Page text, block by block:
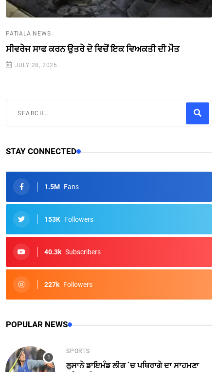
PATIALA NEWS
ਸੀਵਰੇਜ ਸਾਫ ਕਰਨ ਉਤਰੇ ਦੋ ਵਿਚੋਂ ਇਕ ਵਿਅਕਤੀ ਦੀ ਮੌਤ
JULY 28, 2026
STAY CONNECTED
1.5M Fans
153K Followers
40.3k Subscribers
227k Followers
POPULAR NEWS
SPORTS
ਲੁਸਾਨੇ ਡਾਇਮੰਡ ਲੀਗ `ਚ ਪਥਿਰਾਗੇ ਦਾ ਸਾਹਮਣਾ